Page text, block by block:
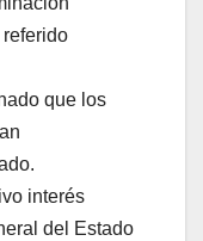
que los
interés
del Estado